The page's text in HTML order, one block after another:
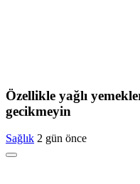
Özellikle yağlı
gecikmeyin
Sağlık 2 gün önce